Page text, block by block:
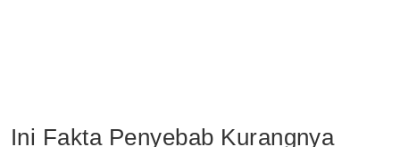
Ini Fakta Penyebab Kurangnya